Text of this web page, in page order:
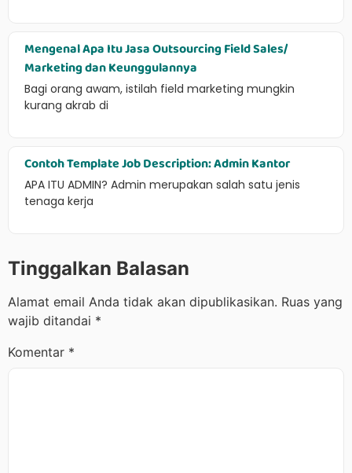
Mengenal Apa Itu Jasa Outsourcing Field Sales/
Marketing dan Keunggulannya
Bagi orang awam, istilah field marketing mungkin
kurang akrab di
Contoh Template Job Description: Admin Kantor
APA ITU ADMIN? Admin merupakan salah satu jenis
tenaga kerja
Tinggalkan Balasan
Alamat email Anda tidak akan dipublikasikan. Ruas yang
wajib ditandai *
Komentar *